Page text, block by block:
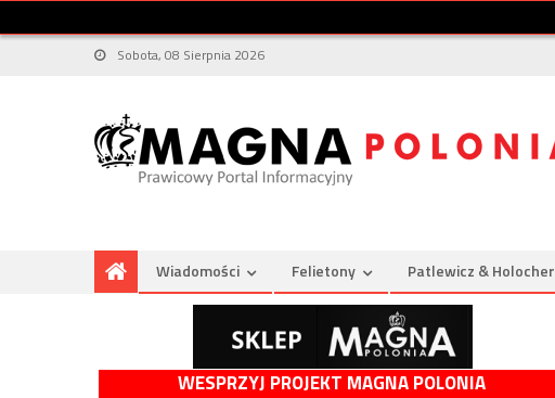
Sobota, 08 Sierpnia 2026
Wiadomości Felietony Patlewicz & Holocher
WESPRZYJ PROJEKT MAGNA POLONIA